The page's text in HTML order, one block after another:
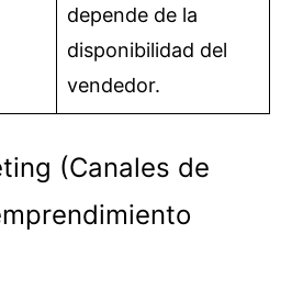
depende de la
disponibilidad del
vendedor.
(Canales de